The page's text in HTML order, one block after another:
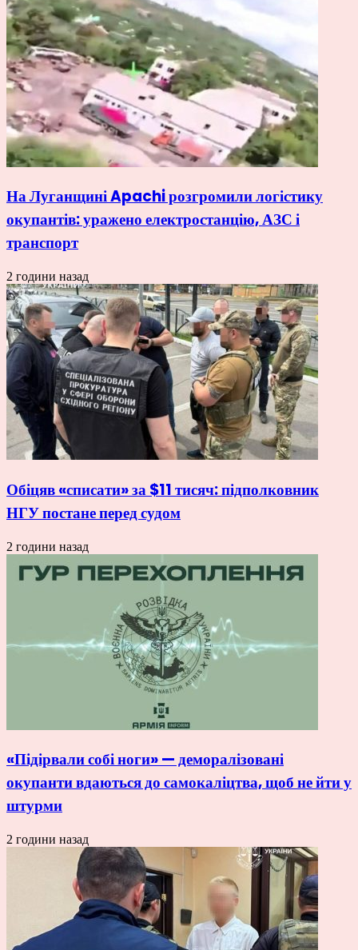
На Луганщині Apachi розгромили логістику
окупантів: уражено електростанцію, АЗС і
транспорт
2 години назад
Обіцяв «списати» за $11 тисяч: підполковник
НГУ постане перед судом
2 години назад
«Підірвали собі ноги» — деморалізовані
окупанти вдаються до самокаліцтва, щоб не йти у
штурми
2 години назад